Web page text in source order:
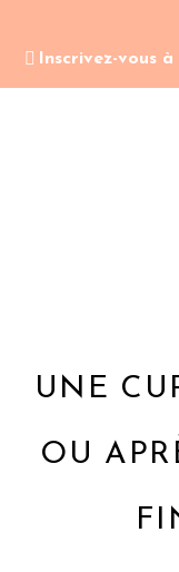
Inscrivez-vous
UNE
OU